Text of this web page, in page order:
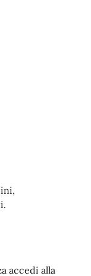
accedi alla